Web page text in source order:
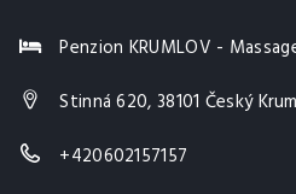
Penzion KRUMLOV -
Stinná 620, 38101 Český
+420602157157